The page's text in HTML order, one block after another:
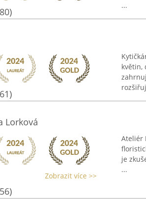
...
květin,
Lorková
Zobrazit více >>
Ateliér
je
...